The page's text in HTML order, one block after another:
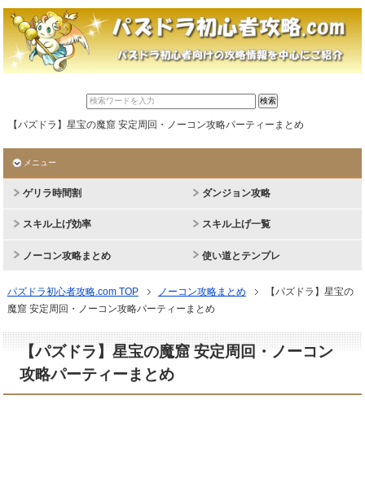
【パズドラ】星宝の魔窟 安定周回・ノーコン攻略パーティーまとめ
メニュー
ゲリラ時間割 ダンジョン攻略
スキル上げ効率 スキル上げ一覧
ノーコン攻略まとめ 使い道とテンプレ
パズドラ初心者攻略.com TOP ノーコン攻略まとめ
【パズドラ】星宝の
魔窟 安定周回・ノーコン攻略パーティーまとめ
【パズドラ】星宝の魔窟 安定周回・ノーコン
攻略パーティーまとめ